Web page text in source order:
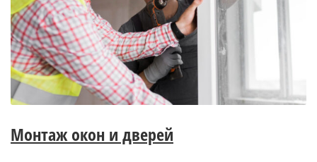
Монтаж окон и дверей